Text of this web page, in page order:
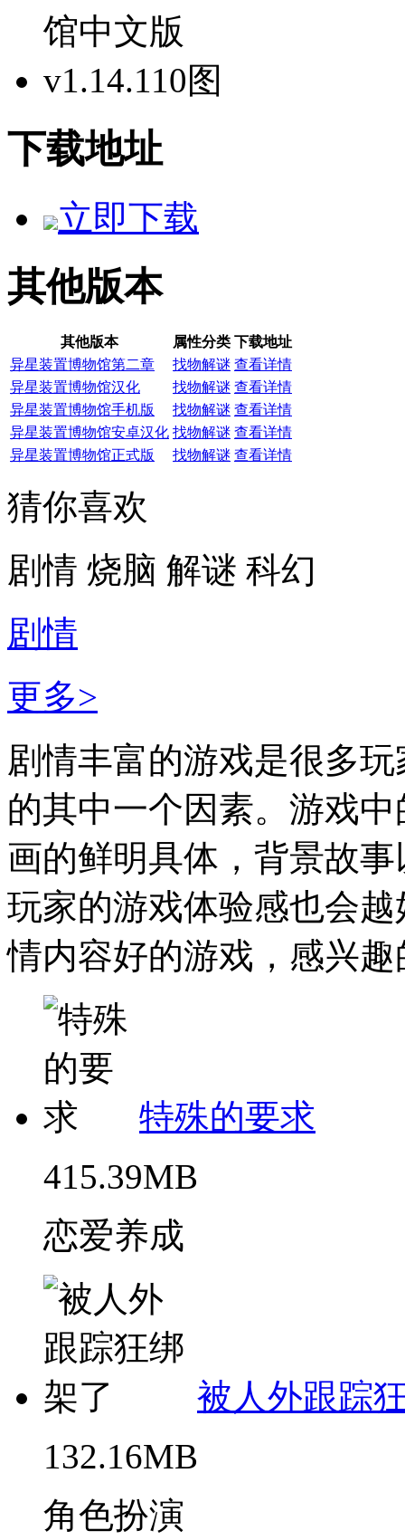
下载地址
立即下载
其他版本
其他版本 属性分类 下载地址
异星装置博物馆第二章
找物解谜 查看详情
异星装置博物馆汉化
找物解谜 查看详情
异星装置博物馆手机版
找物解谜 查看详情
异星装置博物馆安卓汉化 找物解谜 查看详情
异星装置博物馆正式版
找物解谜 查看详情
猜你喜欢
剧情 烧脑 解谜 科幻
剧情
更多>
剧情丰富的游戏是很多
的其中一个因素。游戏
画的鲜明具体，背景故
玩家的游戏体验感也会
情内容好的游戏，感兴
特殊的要求
415.39MB
恋爱养成
被人外跟踪
132.16MB
角色扮演